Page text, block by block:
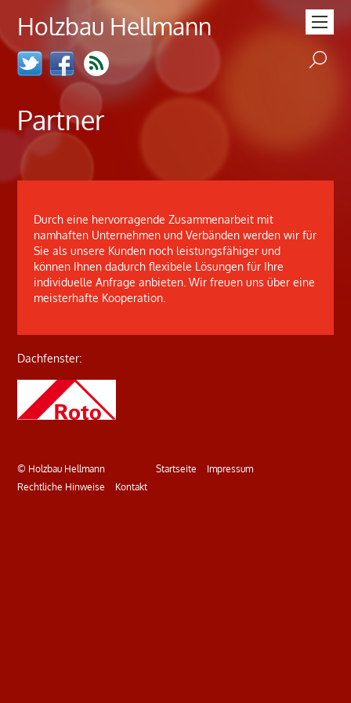
Holzbau Hellmann
Partner
Durch eine hervorragende Zusammenarbeit mit
namhaften Unternehmen und Verbänden werden wir für
Sie als unsere Kunden noch leistungsfähiger und
können Ihnen dadurch flexibele Lösungen für Ihre
individuelle Anfrage anbieten. Wir freuen uns über eine
meisterhafte Kooperation.
Dachfenster:
© Holzbau Hellmann Startseite
Impressum
Rechtliche Hinweise
Kontakt